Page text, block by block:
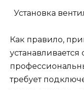
Установка
Как правило,
требует